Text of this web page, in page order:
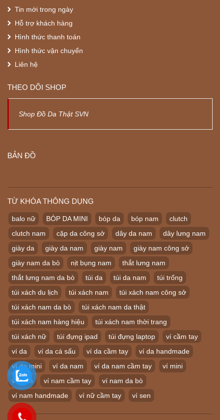
Tin mới trong ngày
Hỗ trợ khách hàng
Hình thức thanh toán
Hình thức vận chuyển
Liên hệ
THEO DÕI SHOP
Shop Đồ Da Thật SVN
BẢN ĐỒ
TỪ KHÓA THÔNG DỤNG
balo nữ BÓP DA MINI bóp da bóp nam
clutch
clutch nam
cặp da công sở dây da nam
dây lưng nam
giày da
giày da nam giày nam
giày nam công sở
giày nam da bò
nịt bụng nam
thắt lưng nam
thắt lưng nam da bò
túi da túi da nam
túi trống
túi xách du lịch
túi xách nam
túi xách nam công sở
túi xách nam da bò
túi xách nam da thật
túi xách nam hàng hiệu
túi xách nam thời trang
túi xách nữ
túi đựng ipad túi đựng laptop
ví cầm tay
ví da
ví da cá sấu ví da cầm tay
ví da handmade
ví da mini
ví da nam ví da nam cầm tay
ví mini
ví nam
ví nam cầm tay
ví nam da bò
ví nam handmade
ví nữ cầm tay ví sen